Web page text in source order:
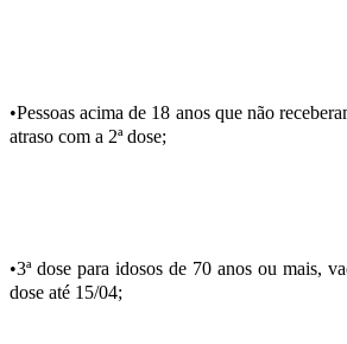
•Pessoas acima de 18 anos que não
atraso com a 2ª dose;
•3ª dose para idosos de 70 anos ou mais,
dose até 15/04;